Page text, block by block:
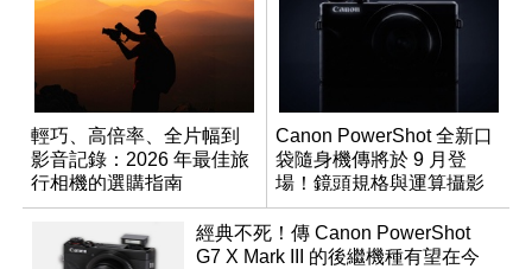
輕巧、高倍率、全片幅到
影音記錄：2026 年最佳旅
行相機的選購指南
Canon PowerShot 全新口
袋隨身機傳將於 9 月登
場！鏡頭規格與運算攝影
升級成為焦點
經典不死！傳 Canon PowerShot
G7 X Mark III 的後繼機種有望在今